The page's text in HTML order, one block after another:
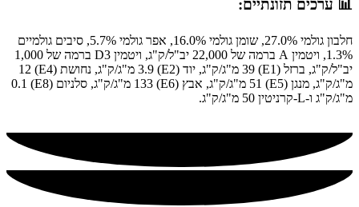
📊 ערכים תזונתיים:
חלבון גולמי 27.0%, שומן גולמי 16.0%, אפר גולמי 5.7%, סיבים גולמיים
1.3%, ויטמין A ברמה של 22,000 יב"ל/ק"ג, ויטמין D3 ברמה של 1,000
יב"ל/ק"ג, ברזל (E1) 39 מ"ג/ק"ג, יוד (E2) 3.9 מ"ג/ק"ג, נחושת (E4) 12
מ"ג/ק"ג, מנגן (E5) 51 מ"ג/ק"ג, אבץ (E6) 133 מ"ג/ק"ג, סלניום (E8) 0.1
מ"ג/ק"ג ו-L-קרניטין 50 מ"ג/ק"ג.